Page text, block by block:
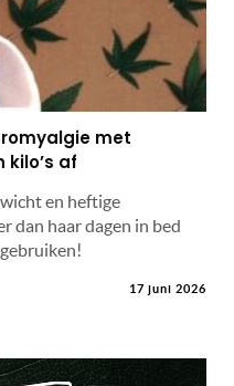
met
af
en heftige
dan haar dagen in bed
17 juni 2026